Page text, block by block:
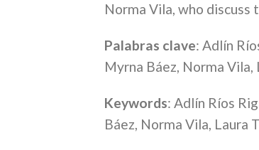
Norma Vila, who
Palabras clave: Adlín
Myrna Báez, Norma Vila,
Keywords: Adlín Ríos
Báez, Norma Vila, Laura